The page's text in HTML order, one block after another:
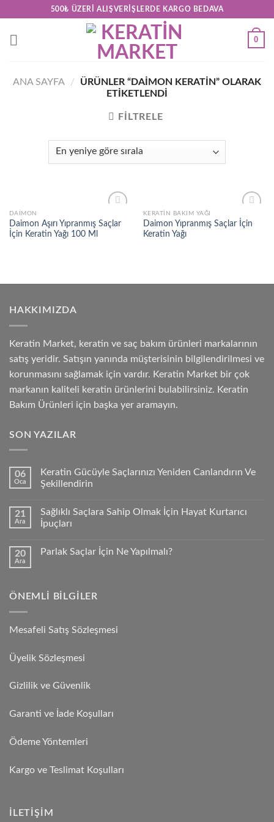
content
500₺ ÜZERI ALIŞVERIŞLERDE KARGO BEDAVA
0
ANA SAYFA /
ÜRÜNLER “DAIMON KERATIN” OLARAK
ETIKETLENDI
FILTRELE
Add to
wishlist
DAIMON
Daimon Aşırı Yıpranmış Saçlar
İçin Keratin Yağı 100 Ml
Add to
wishlist
KERATIN BAKIM YAĞI
Daimon Yıpranmış Saçlar İçin
Keratin Yağı
HAKKIMIZDA
Keratin Market, keratin ve saç bakım ürünleri markalarının
satış yeridir. Satışın yanında müşterisinin bilgilendirilmesi ve
korunmasını sağlamak için vardır. Keratin Market bir çok
markanın kaliteli keratin ürünlerini bulabilirsiniz. Keratin
Bakım Ürünleri için başka yer aramayın.
SON YAZILAR
06
Oca
Keratin Gücüyle Saçlarınızı Yeniden Canlandırın Ve
Şekillendirin
21
Ara
Sağlıklı Saçlara Sahip Olmak İçin Hayat Kurtarıcı
İpuçları
20
Ara
Parlak Saçlar İçin Ne Yapılmalı?
ÖNEMLI BILGILER
Mesafeli Satış Sözleşmesi
Üyelik Sözleşmesi
Gizlilik ve Güvenlik
Garanti ve İade Koşulları
Ödeme Yöntemleri
Kargo ve Teslimat Koşulları
İLETIŞIM